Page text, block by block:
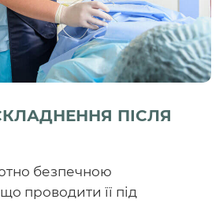
ПІСЛЯ
безпечною
проводити її під